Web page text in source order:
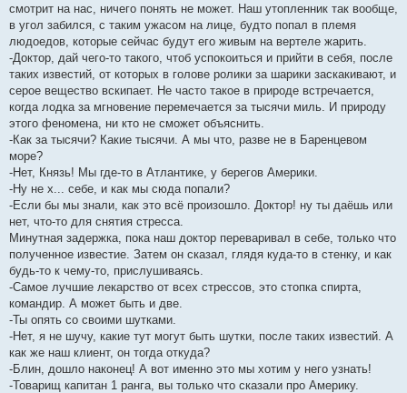
смотрит на нас, ничего понять не может. Наш утопленник так вообще,
в угол забился, с таким ужасом на лице, будто попал в племя
людоедов, которые сейчас будут его живым на вертеле жарить.
-Доктор, дай чего-то такого, чтоб успокоиться и прийти в себя, после
таких известий, от которых в голове ролики за шарики заскакивают, и
серое вещество вскипает. Не часто такое в природе встречается,
когда лодка за мгновение перемечается за тысячи миль. И природу
этого феномена, ни кто не сможет объяснить.
-Как за тысячи? Какие тысячи. А мы что, разве не в Баренцевом
море?
-Нет, Князь! Мы где-то в Атлантике, у берегов Америки.
-Ну не х... себе, и как мы сюда попали?
-Если бы мы знали, как это всё произошло. Доктор! ну ты даёшь или
нет, что-то для снятия стресса.
Минутная задержка, пока наш доктор переваривал в себе, только что
полученное известие. Затем он сказал, глядя куда-то в стенку, и как
будь-то к чему-то, прислушиваясь.
-Самое лучшие лекарство от всех стрессов, это стопка спирта,
командир. А может быть и две.
-Ты опять со своими шутками.
-Нет, я не шучу, какие тут могут быть шутки, после таких известий. А
как же наш клиент, он тогда откуда?
-Блин, дошло наконец! А вот именно это мы хотим у него узнать!
-Товарищ капитан 1 ранга, вы только что сказали про Америку.